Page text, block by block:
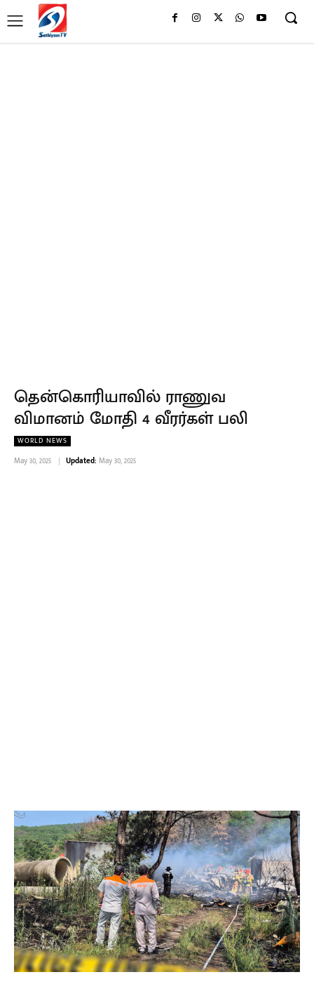
தென்கொரியாவில் ராணுவ
விமானம் மோதி 4 வீரர்கள் பலி
WORLD NEWS
May 30, 2025 Updated: May 30, 2025